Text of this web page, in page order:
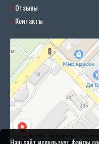
Отзывы
Контакты
Наш сайт использует файлы